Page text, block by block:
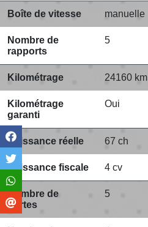
Boîte de vitesse manuelle
Nombre de
rapports
5
Kilométrage 24160 km
Kilométrage
garanti
Oui
Puissance réelle 67 ch
Puissance fiscale 4 cv
Nombre de
portes
5